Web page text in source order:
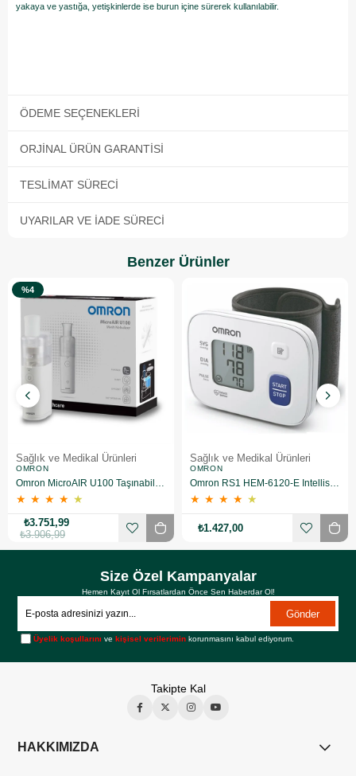
yakaya ve yastığa, yetişkinlerde ise burun içine sürerek kullanılabilir.
ÖDEME SEÇENEKLERI
ORJINAL ÜRÜN GARANTISI
TESLIMAT SÜRECI
UYARILAR VE İADE SÜRECI
Benzer Ürünler
Sağlık ve Medikal Ürünleri
OMRON
Omron MicroAIR U100 Taşınabilir Nebulizatör
★ ★ ★ ★ ★
%4
₺3.751,99
₺3.906,99
Sağlık ve Medikal Ürünleri
OMRON
Omron RS1 HEM-6120-E Intellisense Bilekten Dijital Tansiyon Aleti
★ ★ ★ ★ ★
₺1.427,00
Size Özel Kampanyalar
Hemen Kayıt Ol Fırsatlardan Önce Sen Haberdar Ol!
Gönder
Üyelik koşullarını vekişisel verilerimin korunmasını kabul ediyorum.
Takipte Kal
HAKKIMIZDA